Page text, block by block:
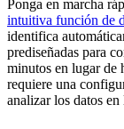
Ponga en marcha
intuitiva función de
identifica
prediseñadas para
minutos en lugar de
requiere una
analizar los datos